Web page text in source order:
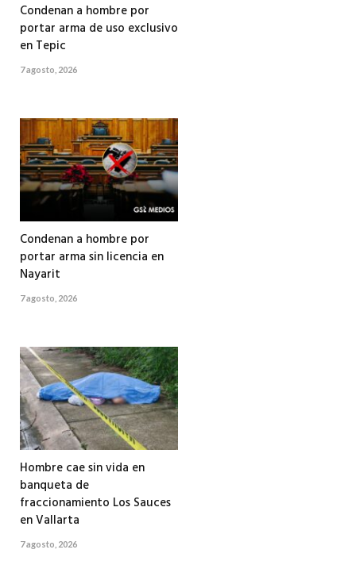
Condenan a hombre por
portar arma de uso exclusivo
en Tepic
7 agosto, 2026
Condenan a hombre por
portar arma sin licencia en
Nayarit
7 agosto, 2026
Hombre cae sin vida en
banqueta de
fraccionamiento Los Sauces
en Vallarta
7 agosto, 2026